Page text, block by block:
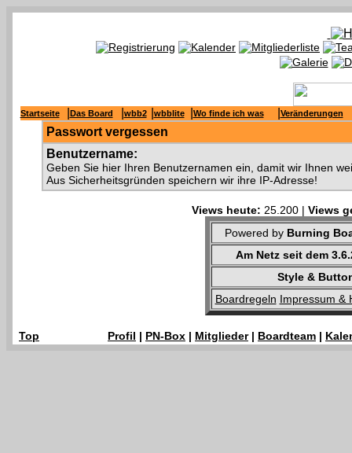
Startseite Das Board wbb2 wbblite Wo finde ich was Veränderungen
Passwort vergessen
Benutzername:
Geben Sie hier Ihren Benutzernamen ein, damit wir Ihnen
Aus Sicherheitsgründen speichern wir ihre IP-Adresse!
Views heute: 25.200 | Views
Powered by Burning
Am Netz seit dem
Style &
Boardregeln Impressum &
Top Profil | PN-Box | Mitglieder| Boardteam |